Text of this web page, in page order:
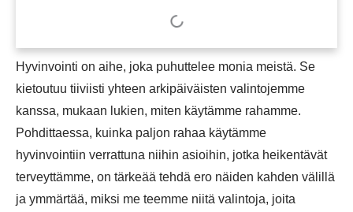
Hyvinvointi on aihe, joka puhuttelee monia meistä. Se
kietoutuu tiiviisti yhteen arkipäiväisten valintojemme
kanssa, mukaan lukien, miten käytämme rahamme.
Pohdittaessa, kuinka paljon rahaa käytämme
hyvinvointiin verrattuna niihin asioihin, jotka heikentävät
terveyttämme, on tärkeää tehdä ero näiden kahden välillä
ja ymmärtää, miksi me teemme niitä valintoja, joita